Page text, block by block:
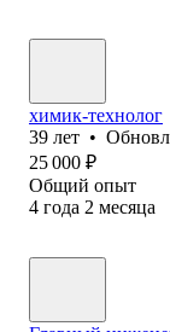
химик-технолог
39 лет •
25 000 ₽
Общий опыт
4 года 2 месяца